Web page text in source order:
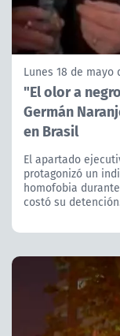
Lunes 18 de mayo
"El olor a
Germán
en Brasil
El apartado
protagonizó un
homofobia
costó su